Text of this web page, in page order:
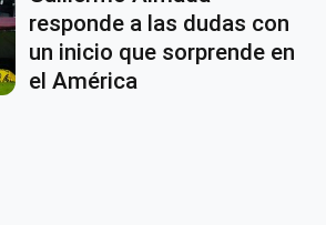
responde a las dudas con
un inicio que sorprende en
el América